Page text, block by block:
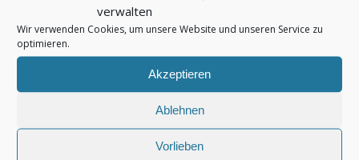
verwalten
Wir verwenden Cookies, um unsere Website und unseren Service zu
optimieren.
Akzeptieren
Ablehnen
Vorlieben
Mai 2021
April 2021 (7)
Februar 2021 (5)